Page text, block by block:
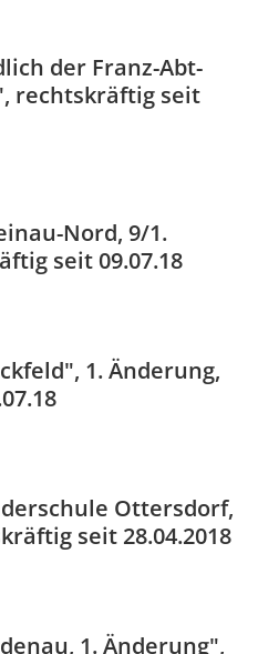
der Franz-Abt-
rechtskräftig seit
Nord, 9/1.
seit 09.07.18
1. Änderung,
Ottersdorf,
seit 28.04.2018
1. Änderung",